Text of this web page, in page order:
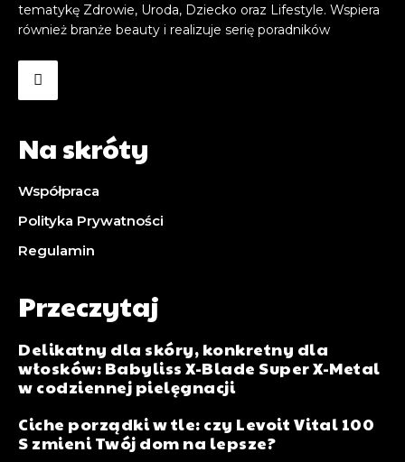
tematykę Zdrowie, Uroda, Dziecko oraz Lifestyle. Wspiera
również branże beauty i realizuje serię poradników
Na skróty
Współpraca
Polityka Prywatności
Regulamin
Przeczytaj
Delikatny dla skóry, konkretny dla
włosków: Babyliss X-Blade Super X-Metal
w codziennej pielęgnacji
Ciche porządki w tle: czy Levoit Vital 100
S zmieni Twój dom na lepsze?